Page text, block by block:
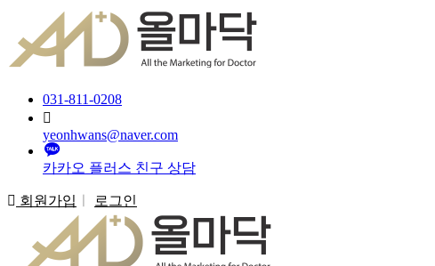
031-811-0208
yeonhwans@naver.com
카카오 플러스 친구 상담
회원가입 로그인